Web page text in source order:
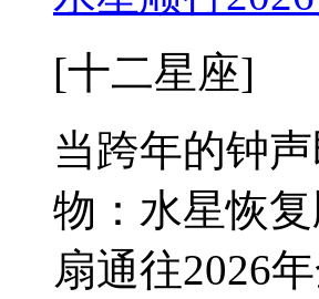
[十二星座]
当跨年的钟
物：水星恢
扇通往2026